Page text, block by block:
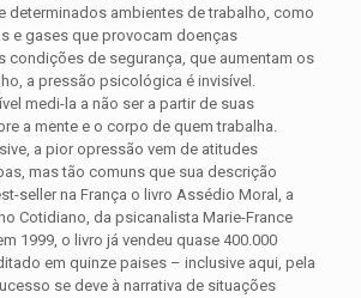
determinados ambientes de trabalho, como
e gases que provocam doenças
condições de segurança, que aumentam os
a pressão psicológica é invisível.
medi-la a não ser a partir de suas
a mente e o corpo de quem trabalha.
a pior opressão vem de atitudes
mas tão comuns que sua descrição
seller na França o livro Assédio Moral, a
Cotidiano, da psicanalista Marie-France
1999, o livro já vendeu quase 400.000
em quinze paises – inclusive aqui, pela
se deve à narrativa de situações